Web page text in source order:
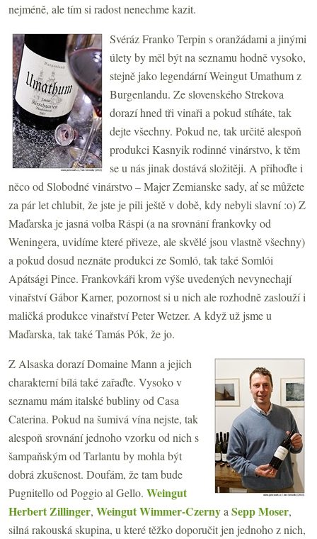
nejméně, ale tím si radost nenechme kazit.
Svéráz Franko Terpin s oranžádami a jinými
úlety by měl být na seznamu hodně vysoko,
stejně jako legendární Weingut Umathum z
Burgenlandu. Ze slovenského Strekova
dorazí hned tři vinaři a pokud stíháte, tak
dejte všechny. Pokud ne, tak určitě alespoň
produkci Kasnyik rodinné vinárstvo, k těm
se u nás jinak dostává složitěji. A přihoďte i
něco od Slobodné vinárstvo – Majer Zemianske sady, ať se můžete
za pár let chlubit, že jste je pili ještě v době, kdy nebyli slavní :o) Z
Maďarska je jasná volba Ráspi (a na srovnání frankovky od
Weningera, uvidíme které přiveze, ale skvělé jsou vlastně všechny)
a pokud dosud neznáte produkci ze Somló, tak také Somlói
Apátsági Pince. Frankovkáři krom výše uvedených nevynechají
vinařství Gábor Karner, pozornost si u nich ale rozhodně zaslouží i
maličká produkce vinařství Peter Wetzer. A když už jsme u
Maďarska, tak také Tamás Pók, že jo.
Z Alsaska dorazí Domaine Mann a jejich
charakterní bílá také zařaďte. Vysoko v
seznamu mám italské bubliny od Casa
Caterina. Pokud na šumivá vína nejste, tak
alespoň srovnání jednoho vzorku od nich s
šampaňským od Tarlantu by mohla být
dobrá zkušenost. Doufám, že tam bude
Pugnitello od Poggio al Gello. Weingut
Herbert Zillinger, Weingut Wimmer-Czernya Sepp Moser,
silná rakouská skupina, u které těžko doporučit jen jednoho z nich,